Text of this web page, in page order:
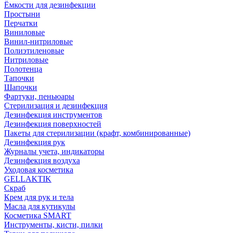
Ёмкости для дезинфекции
Простыни
Перчатки
Виниловые
Винил-нитриловые
Полиэтиленовые
Нитриловые
Полотенца
Тапочки
Шапочки
Фартуки, пеньюары
Стерилизация и дезинфекция
Дезинфекция инструментов
Дезинфекция поверхностей
Пакеты для стерилизации (крафт, комбинированные)
Дезинфекция рук
Журналы учета, индикаторы
Дезинфекция воздуха
Уходовая косметика
GELLAKTIK
Скраб
Крем для рук и тела
Масла для кутикулы
Косметика SMART
Инструменты, кисти, пилки